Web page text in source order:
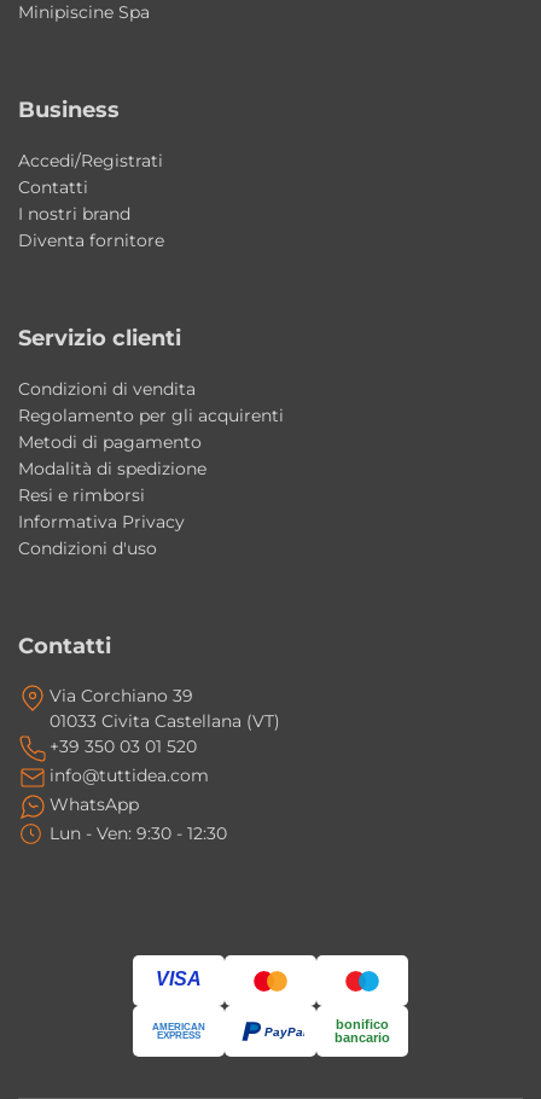
Minipiscine Spa
Business
Accedi/Registrati
Contatti
I nostri brand
Diventa fornitore
Servizio clienti
Condizioni di vendita
Regolamento per gli acquirenti
Metodi di pagamento
Modalità di spedizione
Resi e rimborsi
Informativa Privacy
Condizioni d'uso
Contatti
Via Corchiano 39
01033 Civita Castellana (VT)
+39 350 03 01 520
info@tuttidea.com
WhatsApp
Lun - Ven: 9:30 - 12:30
VISA
AMERICAN
EXPRESS PayPal
bonifico
bancario